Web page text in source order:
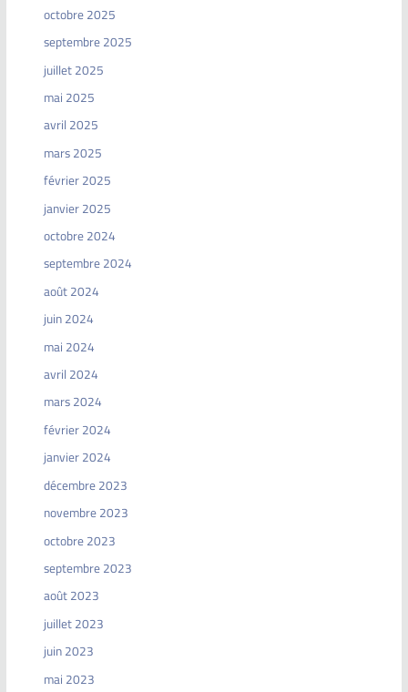
octobre 2025
septembre 2025
juillet 2025
mai 2025
avril 2025
mars 2025
février 2025
janvier 2025
octobre 2024
septembre 2024
août 2024
juin 2024
mai 2024
avril 2024
mars 2024
février 2024
janvier 2024
décembre 2023
novembre 2023
octobre 2023
septembre 2023
août 2023
juillet 2023
juin 2023
mai 2023